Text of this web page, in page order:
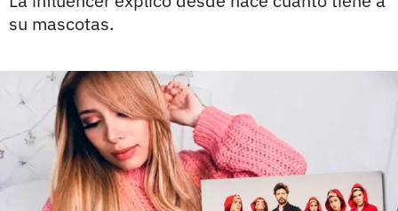
su mascotas.